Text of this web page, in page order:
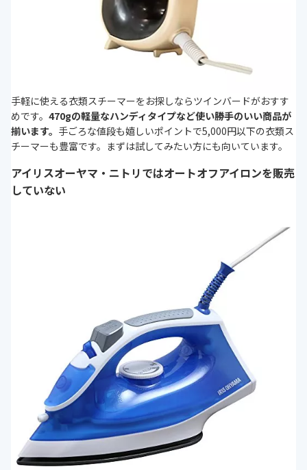
手軽に使える衣類スチーマーをお探しならツインバードがおすす
めです。 470gの軽量なハンディタイプなど使い勝手のいい商品が
揃います。 手ごろな値段も嬉しいポイントで5,000円以下の衣類ス
チーマーも豊富です。まずは試してみたい方にも向いています。
アイリスオーヤマ・ニトリではオートオフアイロンを販売
していない